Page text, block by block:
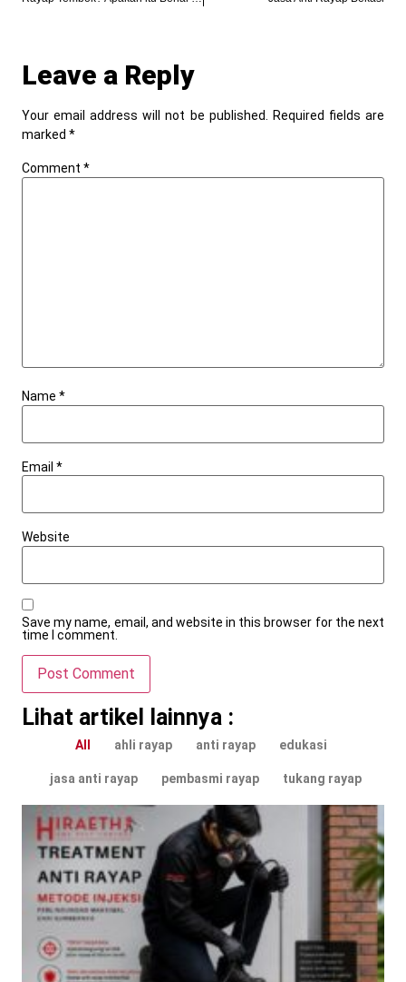
Leave a Reply
Your email address will not be published. Required fields are
marked *
Comment *
Name *
Email *
Website
Save my name, email, and website in this browser for the next
time I comment.
Lihat artikel lainnya :
All ahli rayap anti rayap edukasi
jasa anti rayap pembasmi rayap tukang rayap